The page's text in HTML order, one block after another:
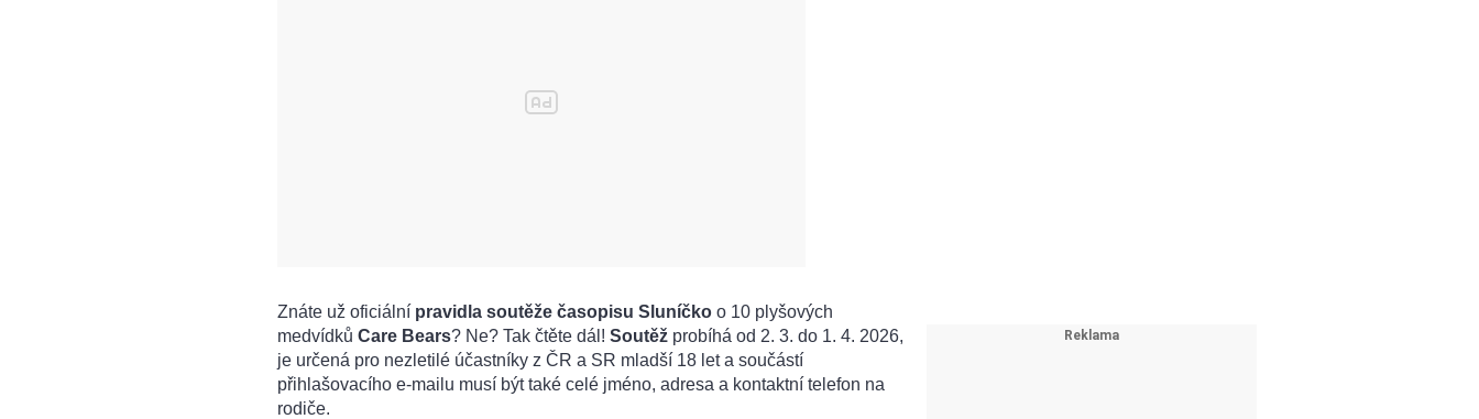
Znáte už oficiální pravidla soutěže časopisu Sluníčko o 10 plyšových
medvídků Care Bears? Ne? Tak čtěte dál! Soutěž probíhá od 2. 3. do 1. 4. 2026,
je určená pro nezletilé účastníky z ČR a SR mladší 18 let a součástí
přihlašovacího e-mailu musí být také celé jméno, adresa a kontaktní telefon na
rodiče.